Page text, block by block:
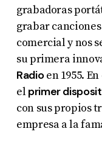
grabadoras
grabar
comercial y nos
su primera
Radioen 1955. En
elprimer
con sus propios
empresa a la